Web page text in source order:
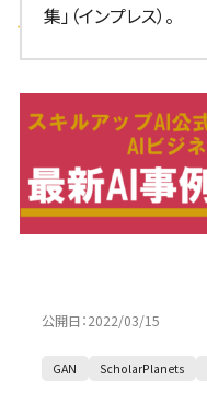
集」（インプレス）。
公開日：2022/03/15
GAN ScholarPlanets